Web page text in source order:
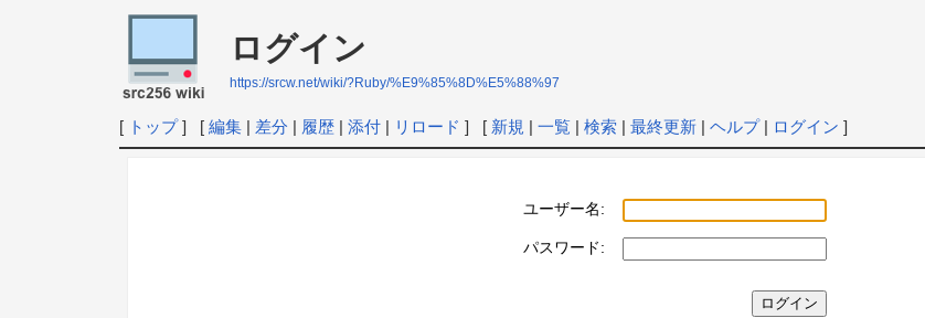
ログイン
https://srcw.net/wiki/?Ruby/%E9%85%8D%E5%88%97
[ トップ] [ 編集| 差分 | 履歴| 添付| リロード ] [ 新規 | 一覧| 検索| 最終更新| ヘルプ| ログイン ]
ユーザー名:
パスワード: